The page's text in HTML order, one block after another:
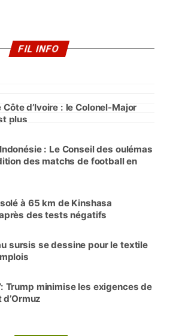
FIL INFO
d’Ivoire : le Colonel-Major
plus
: Le Conseil des oulémas
des matchs de football en
à 65 km de Kinshasa
des tests négatifs
sursis se dessine pour le textile
Trump minimise les exigences de